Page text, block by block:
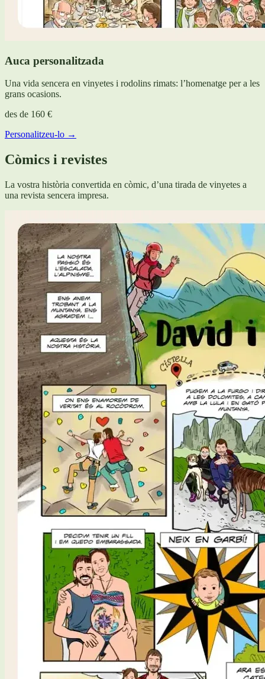
Auca personalitzada
Una vida sencera en vinyetes i rodolins rimats: l’homenatge per a les
grans ocasions.
des de 160 €
Personalitzeu-lo →
Còmics i revistes
La vostra història convertida en còmic, d’una tirada de vinyetes a
una revista sencera impresa.